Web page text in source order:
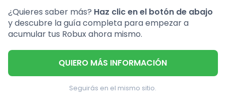
¿Quieres saber más? Haz clic en el botón de abajo
y descubre la guía completa para empezar a
acumular tus Robux ahora mismo.
QUIERO MÁS INFORMACIÓN
Seguirás en el mismo sitio.